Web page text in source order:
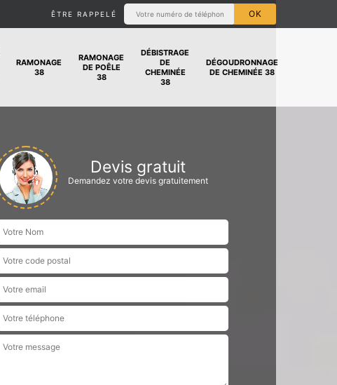
ÊTRE RAPPELÉ
RAMONAGE
38
RAMONAGE
DE POÊLE
38
DÉBISTRAGE
DE
CHEMINÉE
38
DÉGOUDRONNAGE
DE CHEMINÉE 38
Devis gratuit
Demandez votre devis gratuitement